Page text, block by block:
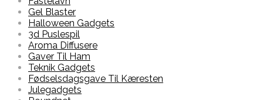
Gel Blaster
Halloween Gadgets
3d Puslespil
Aroma Diffusere
Gaver Til Ham
Teknik Gadgets
Fødselsdagsgave Til Kæresten
Julegadgets